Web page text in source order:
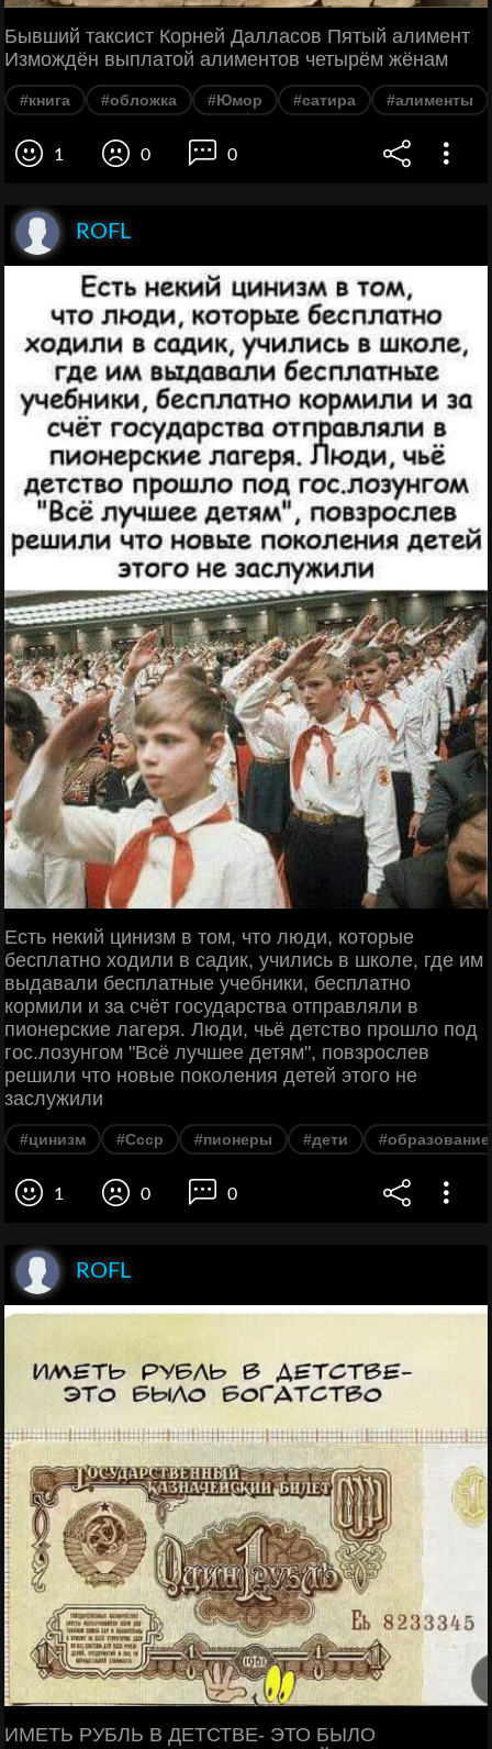
Бывший таксист Корней Далласов Пятый алимент
Измождён выплатой алиментов четырём жёнам
#книга #обложка #Юмор #сатира #алименты
1 0 0
ROFL
Есть некий цинизм в том, что люди, которые
бесплатно ходили в садик, учились в школе, где им
выдавали бесплатные учебники, бесплатно
кормили и за счёт государства отправляли в
пионерские лагеря. Люди, чьё детство прошло под
гос.лозунгом "Всё лучшее детям", повзрослев
решили что новые поколения детей этого не
заслужили
#цинизм #Ссср #пионеры #дети #образование
1 0 0
ROFL
ИМЕТЬ РУБЛЬ В ДЕТСТВЕ- ЭТО БЫЛО